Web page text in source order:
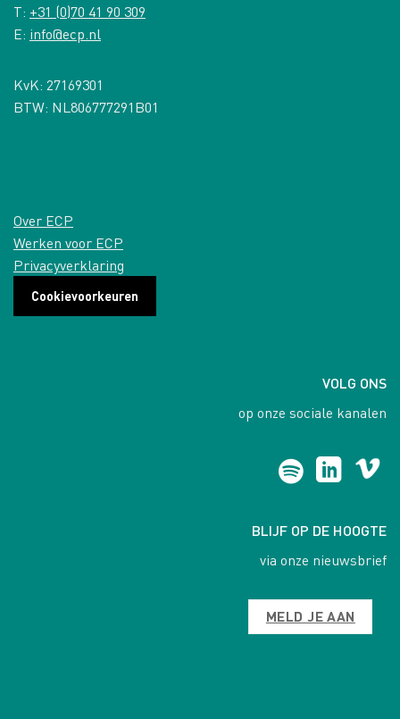
T: +31 (0)70 41 90 309
E: info@ecp.nl
KvK: 27169301
BTW: NL806777291B01
Over ECP
Werken voor ECP
Privacyverklaring
Cookievoorkeuren
VOLG ONS
op onze sociale kanalen
BLIJF OP DE HOOGTE
via onze nieuwsbrief
MELD JE AAN